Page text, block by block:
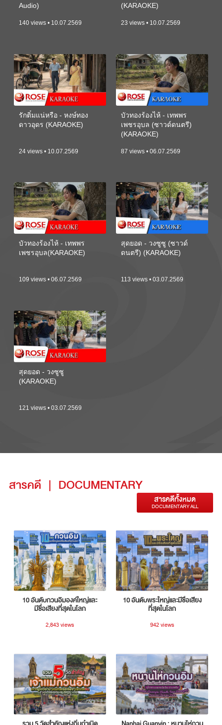
Audio)
140 views • 10.07.2569
(KARAOKE)
23 views • 10.07.2569
รักติ๋มแน่หรือ - หงษ์ทอง
ดาวอุดร (KARAOKE)
24 views • 10.07.2569
บัวทองร้องไห้ - เทพพร
เพชรอุบล (ซาวด์ดนตรี)
(KARAOKE)
87 views • 06.07.2569
บัวทองร้องไห้ - เทพพร
เพชรอุบล(KARAOKE)
109 views • 06.07.2569
สุดยอด - วงซูซู (ซาวด์
ดนตรี) (KARAOKE)
113 views • 03.07.2569
สุดยอด - วงซูซู
(KARAOKE)
121 views • 03.07.2569
สารคดี | DOCUMENTARY
สารคดีทั้งหมด
DOCUMENTARY ALL
10 อันดับกวนอิมองค์ใหญ่และ
มีชื่อเสียงที่สุดในโลก
2,843 views
10 อันดับพระใหญ่และมีชื่อเสียง
ที่สุดในโลก
942 views